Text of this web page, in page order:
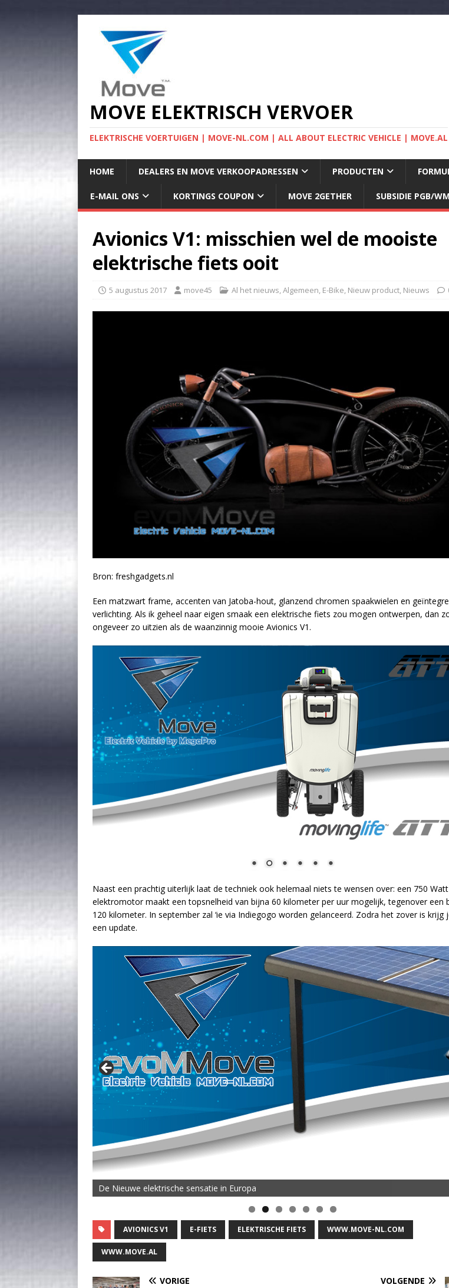
MOVE ELEKTRISCH VERVOER
ELEKTRISCHE VOERTUIGEN | MOVE-NL.COM | ALL ABOUT ELECTRIC VEHICLE | MOVE.AL
HOME DEALERS EN MOVE VERKOOPADRESSEN PRODUCTEN
E-MAIL ONS KORTINGS COUPON MOVE 2GETHER SUBSIDIE PGB/
Avionics V1: misschien wel de mooiste
elektrische fiets ooit
5 augustus 2017 move45 Al het nieuws,Algemeen, E-Bike, Nieuw product, Nieuws
Bron: freshgadgets.nl
Een matzwart frame, accenten van Jatoba-hout, glanzend chromen spaakwielen en
verlichting. Als ik geheel naar eigen smaak een elektrische fiets zou mogen ontwerpen, dan
ongeveer zo uitzien als de waanzinnig mooie Avionics V1.
Naast een prachtig uiterlijk laat de techniek ook helemaal niets te wensen over: een 750
elektromotor maakt een topsnelheid van bijna 60 kilometer per uur mogelijk, tegenover een
120 kilometer. In september zal ‘ie via Indiegogo worden gelanceerd. Zodra het zover is krijg
een update.
De Nieuwe elektrische sensatie in Europa
AVIONICS V1 E-FIETS ELEKTRISCHE FIETS WWW.MOVE-NL.COM
WWW.MOVE.AL
VORIGE VOLGENDE